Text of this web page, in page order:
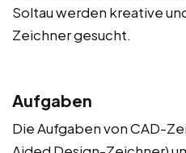
Soltau werden kreative
Zeichner gesucht.
Aufgaben
Die Aufgaben von CAD-